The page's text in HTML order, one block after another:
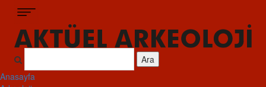
Ara
Anasayfa